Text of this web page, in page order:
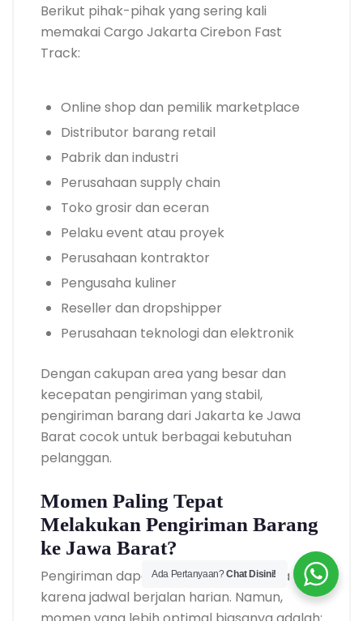
Berikut pihak-pihak yang sering kali
memakai Cargo Jakarta Cirebon Fast
Track:
Online shop dan pemilik marketplace
Distributor barang retail
Pabrik dan industri
Perusahaan supply chain
Toko grosir dan eceran
Pelaku event atau proyek
Perusahaan kontraktor
Pengusaha kuliner
Reseller dan dropshipper
Perusahaan teknologi dan elektronik
Dengan cakupan area yang besar dan
kecepatan pengiriman yang stabil,
pengiriman barang dari Jakarta ke Jawa
Barat cocok untuk berbagai kebutuhan
pelanggan.
Momen Paling Tepat
Melakukan Pengiriman Barang
ke Jawa Barat?
Pengiriman dapat dilakukan kapan saja
karena jadwal berjalan harian. Namun,
Ada Pertanyaan?Chat Disini!